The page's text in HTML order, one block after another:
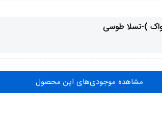
مشاهده موجودی‌های این محصول